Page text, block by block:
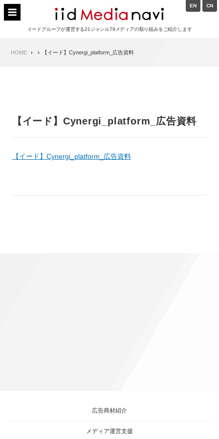
Skip
イードメディアナビ
イードグループが運営する21ジャンル79メディアの取り組みをご紹介します
Navigation
EN CN
HOME 【イード】Cynergi_platform_広告資料
【イード】Cynergi_platform_広告資料
【イード】Cynergi_platform_広告資料
広告商材紹介
メディア運営支援